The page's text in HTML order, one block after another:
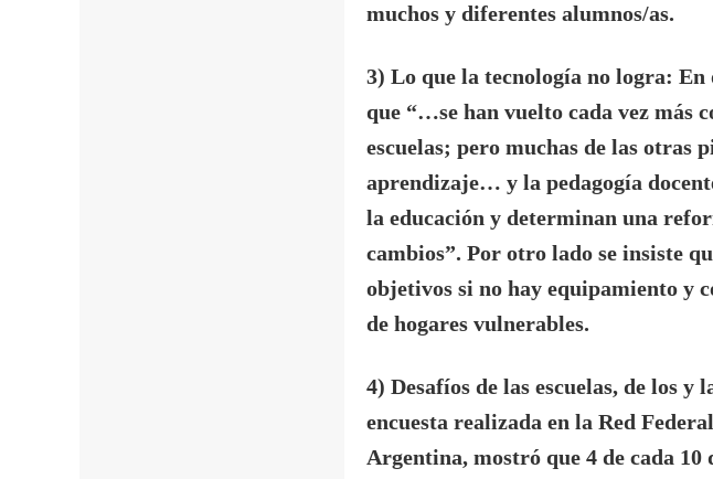
muchos y diferentes alumnos/as.
3) Lo que la tecnología no logra: En
que “…se han vuelto cada vez más
escuelas; pero muchas de las otras
aprendizaje… y la pedagogía
la educación y determinan una
cambios”. Por otro lado se insiste
objetivos si no hay equipamiento y
de hogares vulnerables.
4) Desafíos de las escuelas, de los y
encuesta realizada en la Red
Argentina, mostró que 4 de cada 10